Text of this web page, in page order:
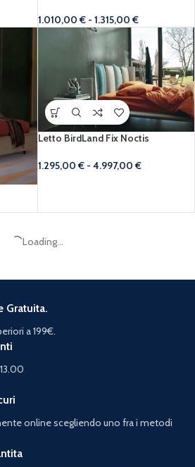
1.010,00€ - 1.315,00€
Letto BirdLand Fix Noctis
1.295,00€ - 4.997,00€
Loading...
Gratuita.
a 199€.
online scegliendo uno fra i metodi